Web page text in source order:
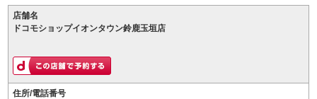
店舗名
ドコモショップイオンタウン鈴鹿玉垣店
住所/電話番号